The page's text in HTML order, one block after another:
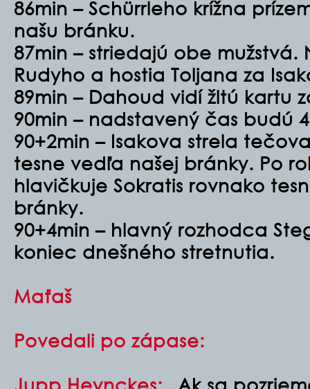
86min – Schürrleho krížna
našu bránku.
87min – striedajú obe mužstvá.
Rudyho a hostia Toljana za
89min – Dahoud vidí žltú kartu
90min – nadstavený čas budú
90+2min – Isakova strela
tesne vedľa našej bránky. Po
hlavičkuje Sokratis rovnako
bránky.
90+4min – hlavný rozhodca
koniec dnešného stretnutia.
Maťaš
Povedali po zápase:
Jupp Heynckes: „Ak sa